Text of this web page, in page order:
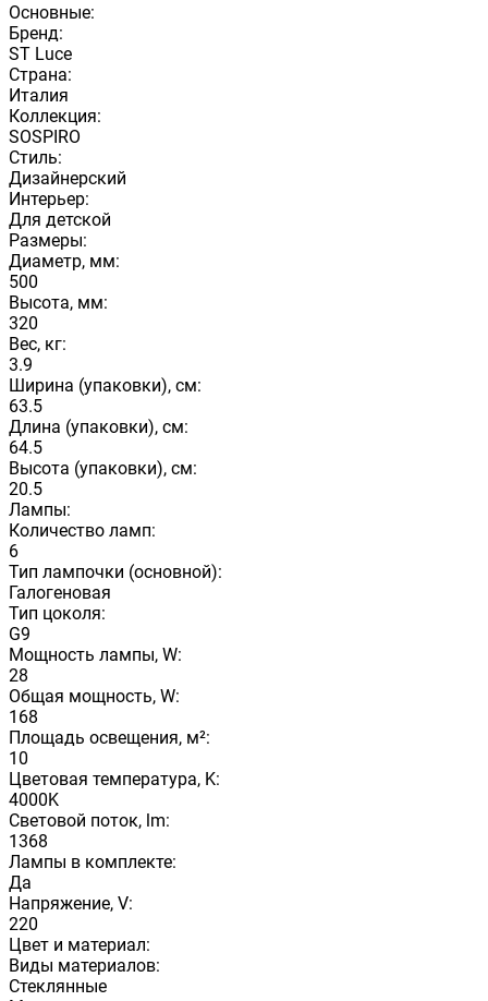
Основные:
Бренд:
ST Luce
Страна:
Италия
Коллекция:
SOSPIRO
Стиль:
Дизайнерский
Интерьер:
Для детской
Размеры:
Диаметр, мм:
500
Высота, мм:
320
Вес, кг:
3.9
Ширина (упаковки), см:
63.5
Длина (упаковки), см:
64.5
Высота (упаковки), см:
20.5
Лампы:
Количество ламп:
6
Тип лампочки (основной):
Галогеновая
Тип цоколя:
G9
Мощность лампы, W:
28
Общая мощность, W:
168
Площадь освещения, м²:
10
Цветовая температура, K:
4000K
Световой поток, lm:
1368
Лампы в комплекте:
Да
Напряжение, V:
220
Цвет и материал:
Виды материалов:
Стеклянные